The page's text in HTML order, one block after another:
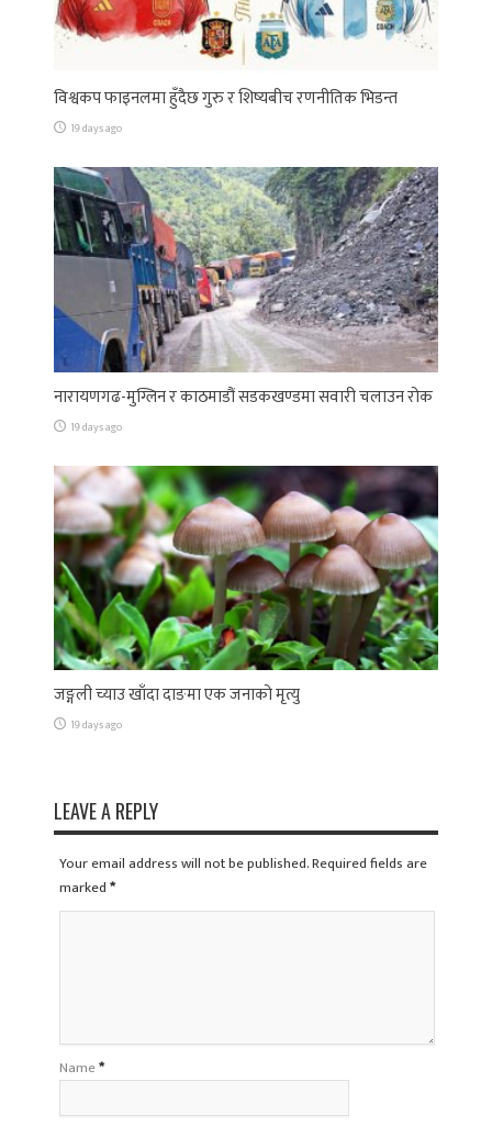
विश्वकप फाइनलमा हुँदैछ गुरु र शिष्यबीच रणनीतिक भिडन्त
19 days ago
नारायणगढ-मुग्लिन र काठमाडौं सडकखण्डमा सवारी चलाउन रोक
19 days ago
जङ्गली च्याउ खाँदा दाङमा एक जनाको मृत्यु
19 days ago
LEAVE A REPLY
Your email address will not be published. Required fields are
marked*
Name*